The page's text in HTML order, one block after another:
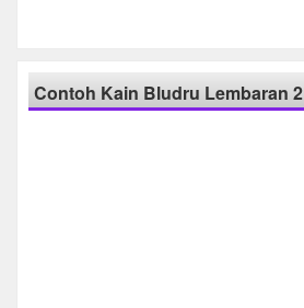
Contoh Kain Bludru Lembaran 2